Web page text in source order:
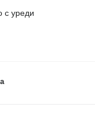
с уреди